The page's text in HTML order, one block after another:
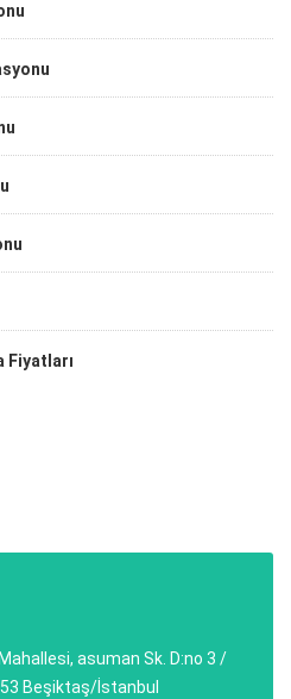
Fiyatları
asuman Sk. D:no 3 /
Beşiktaş/İstanbul